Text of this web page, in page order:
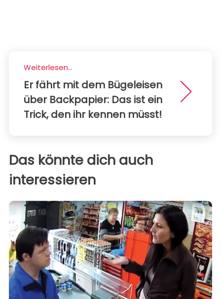
Weiterlesen...
Er fährt mit dem Bügeleisen
über Backpapier: Das ist ein
Trick, den ihr kennen müsst!
Das könnte dich auch
interessieren